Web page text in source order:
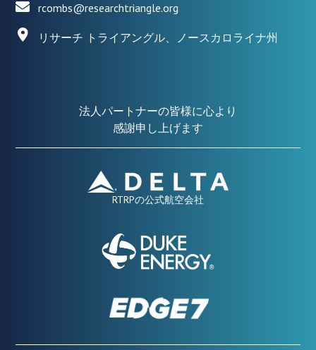
rcombs@researchtriangle.org
リサーチ トライアングル、ノースカロライナ州
法人パートナーの皆様に心より
感謝申し上げます
RTRPの公式航空会社